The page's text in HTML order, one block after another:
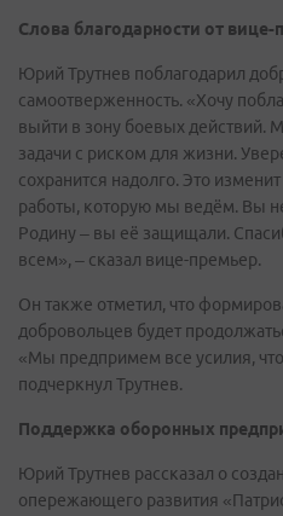
Слова благодарности от вице-
Юрий Трутнев поблагодарил
самоотверженность. «Хочу
выйти в зону боевых действий.
задачи с риском для жизни.
сохранится надолго. Это
работы, которую мы ведём. Вы
Родину – вы её защищали.
всем», – сказал вице-премьер.
Он также отметил, что
добровольцев будет
«Мы предпримем все усилия,
подчеркнул Трутнев.
Поддержка оборонных
Юрий Трутнев рассказал о
опережающего развития